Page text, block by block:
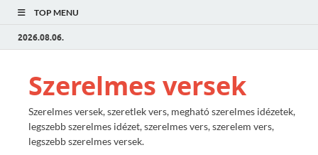
TOP MENU
2026.08.06.
Szerelmes versek
Szerelmes versek, szeretlek vers, megható szerelmes idézetek,
legszebb szerelmes idézet, szerelmes vers, szerelem vers,
legszebb szerelmes versek.